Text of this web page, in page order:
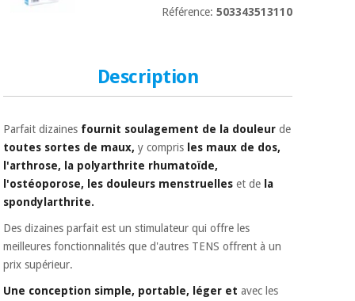
Aérobic,
Armoires
sanitaires
Vétérinaire
Orthopédie
Instruments
coronavirus
Aérobic,
fitness
et
pilates
Sports
et
Référence: 503343513110
Description
Parfait dizaines fournit soulagement de la douleur de
toutes sortes de maux, y compris les maux de dos,
l'arthrose, la polyarthrite rhumatoïde,
l'ostéoporose, les douleurs menstruelles et de la
spondylarthrite.
Des dizaines parfait est un stimulateur qui offre les
meilleures fonctionnalités que d'autres TENS offrent à un
prix supérieur.
Une conception simple, portable, léger et avec les